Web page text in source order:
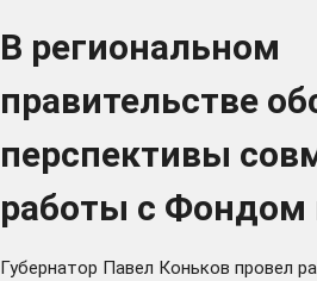
В региональном
правительстве
перспективы
работы с Фондом
Губернатор Павел Коньков провел